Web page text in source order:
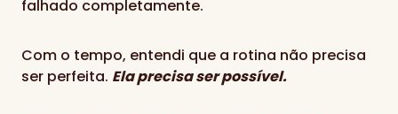
falhado completamente.
Com o tempo, entendi que a rotina não precisa
ser perfeita. Ela precisa ser possível.